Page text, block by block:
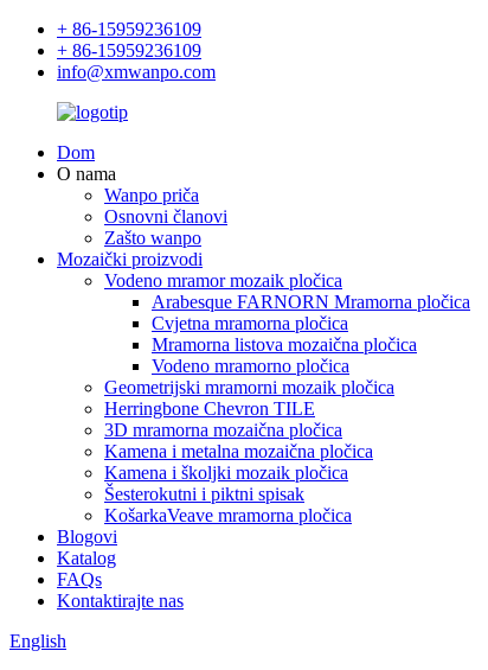
+ 86-15959236109
+ 86-15959236109
info@xmwanpo.com
Dom
O nama
Wanpo priča
Osnovni članovi
Zašto wanpo
Mozaički proizvodi
Vodeno mramor mozaik pločica
Arabesque FARNORN Mramorna pločica
Cvjetna mramorna pločica
Mramorna listova mozaična pločica
Vodeno mramorno pločica
Geometrijski mramorni mozaik pločica
Herringbone Chevron TILE
3D mramorna mozaična pločica
Kamena i metalna mozaična pločica
Kamena i školjki mozaik pločica
Šesterokutni i piktni spisak
KošarkaVeave mramorna pločica
Blogovi
Katalog
FAQs
Kontaktirajte nas
English